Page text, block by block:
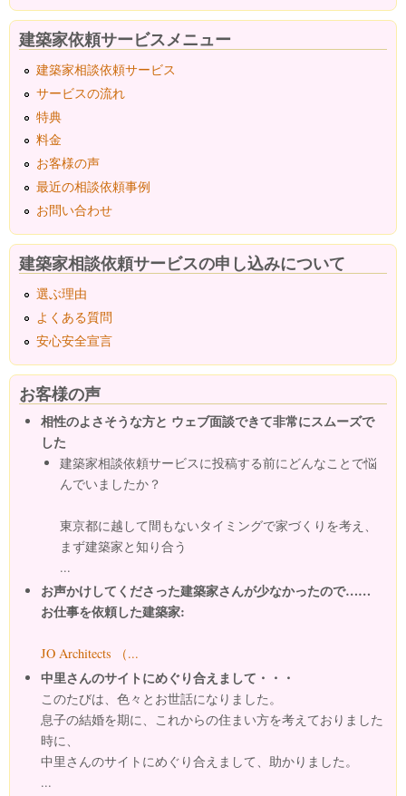
建築家依頼サービスメニュー
建築家相談依頼サービス
サービスの流れ
特典
料金
お客様の声
最近の相談依頼事例
お問い合わせ
建築家相談依頼サービスの申し込みについて
選ぶ理由
よくある質問
安心安全宣言
お客様の声
相性のよさそうな方と ウェブ面談できて非常にスムーズで
した
建築家相談依頼サービスに投稿する前にどんなことで悩
んでいましたか？
東京都に越して間もないタイミングで家づくりを考え、
まず建築家と知り合う
...
お声かけしてくださった建築家さんが少なかったので……
お仕事を依頼した建築家:
JO Architects （...
中里さんのサイトにめぐり合えまして・・・
このたびは、色々とお世話になりました。
息子の結婚を期に、これからの住まい方を考えておりました
時に、
中里さんのサイトにめぐり合えまして、助かりました。
...